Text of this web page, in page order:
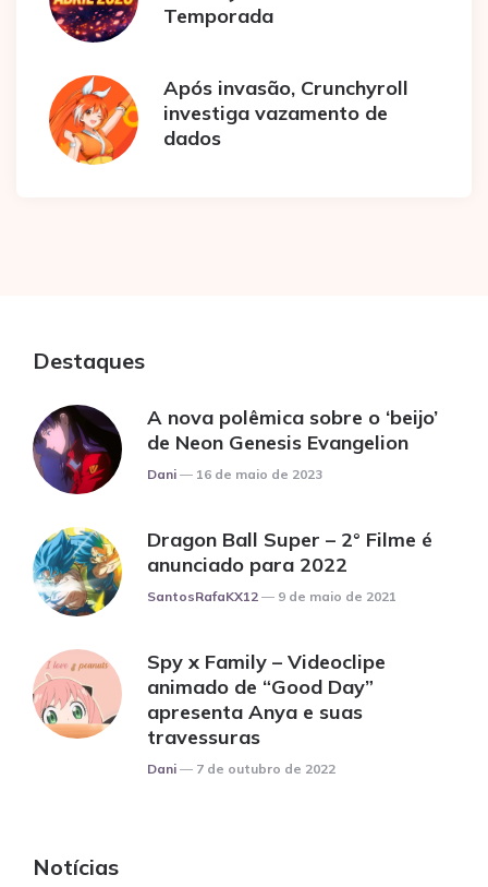
Temporada
Após invasão, Crunchyroll
investiga vazamento de
dados
Destaques
A nova polêmica sobre o ‘beijo’
de Neon Genesis Evangelion
Posted
Dani 16 de maio de 2023
Dragon Ball Super – 2° Filme é
anunciado para 2022
Posted
SantosRafaKX12 9 de maio de 2021
Spy x Family – Videoclipe
animado de “Good Day”
apresenta Anya e suas
travessuras
Posted
Dani 7 de outubro de 2022
Notícias